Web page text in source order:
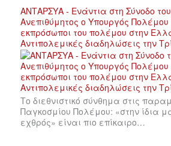
ΑΝΤΑΡΣΥΑ - Ενάντια στη Σύνοδο
Ανεπιθύμητος ο Υπουργός Πολέμου
εκπρόσωποι του πολέμου στην
Αντιπολεμικές διαδηλώσεις την
Το διεθνιστικό σύνθημα στις
Παγκοσμίου Πολέμου: «στην ίδια
εχθρός» είναι πιο επίκαιρο…